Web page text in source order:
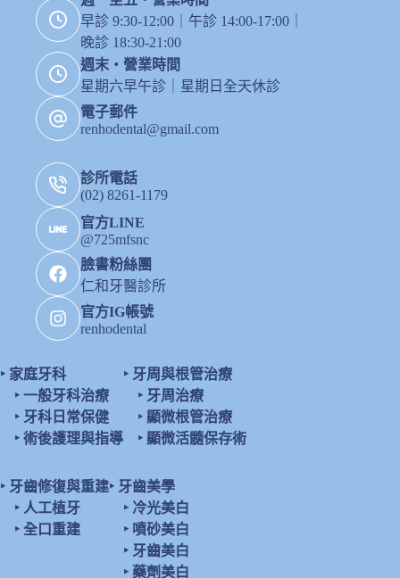
早診 9:30-12:00｜午診 14:00-17:00｜
晚診 18:30-21:00
週末・營業時間
星期六早午診｜星期日全天休診
電子郵件
renhodental@gmail.com
診所電話
(02) 8261-1179
官方LINE
@725mfsnc
臉書粉絲團
仁和牙醫診所
官方IG帳號
renhodental
‣ 家庭牙科
‣ 一般牙科治療
‣ 牙科日常保健
‣ 術後護理與指導
‣ 牙周與根管治療
‣ 牙周治療
‣ 顯微根管治療
‣ 顯微活髓保存術
‣ 牙齒修復與重建
‣ 人工植牙
‣ 全口重建
‣ 牙齒美學
‣ 冷光美白
‣ 噴砂美白
‣ 牙齒美白
‣ 藥劑美白